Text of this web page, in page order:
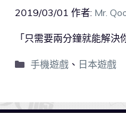
2019/03/01 作者: Mr.
「只需要兩分鐘就能解
手機遊戲、 日本遊戲